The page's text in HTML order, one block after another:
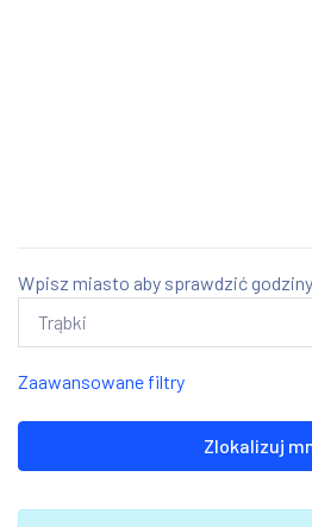
Wpisz miasto aby sprawdzić
Zaawansowane filtry
Zlokalizuj